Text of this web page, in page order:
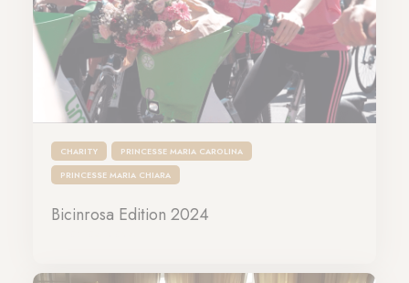
CHARITY
PRINCESSE MARIA CAROLINA
PRINCESSE MARIA CHIARA
Bicinrosa Édition 2024